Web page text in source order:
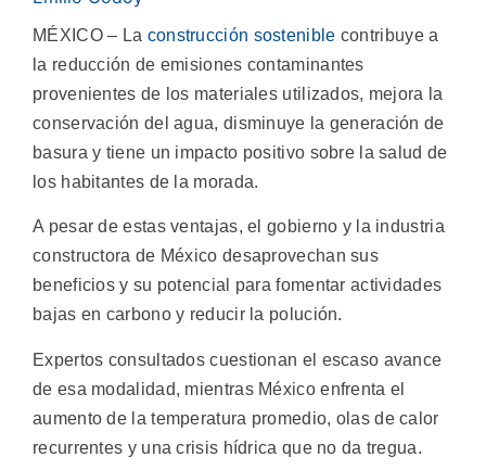
MÉXICO – La construcción sostenible contribuye a
la reducción de emisiones contaminantes
provenientes de los materiales utilizados, mejora la
conservación del agua, disminuye la generación de
basura y tiene un impacto positivo sobre la salud de
los habitantes de la morada.
A pesar de estas ventajas, el gobierno y la industria
constructora de México desaprovechan sus
beneficios y su potencial para fomentar actividades
bajas en carbono y reducir la polución.
Expertos consultados cuestionan el escaso avance
de esa modalidad, mientras México enfrenta el
aumento de la temperatura promedio, olas de calor
recurrentes y una crisis hídrica que no da tregua.